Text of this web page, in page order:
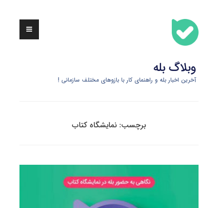
content
وبلاگ بله
آخرین اخبار بله و راهنمای کار با بازوهای مختلف سازمانی !
برچسب: نمایشگاه کتاب